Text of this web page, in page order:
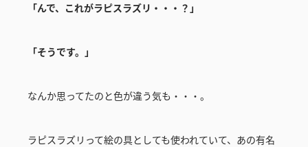
「んで、これがラピスラズリ・・・？」
「そうです。」
なんか思ってたのと色が違う気も・・・。
ラピスラズリって絵の具としても使われていて、あの有名